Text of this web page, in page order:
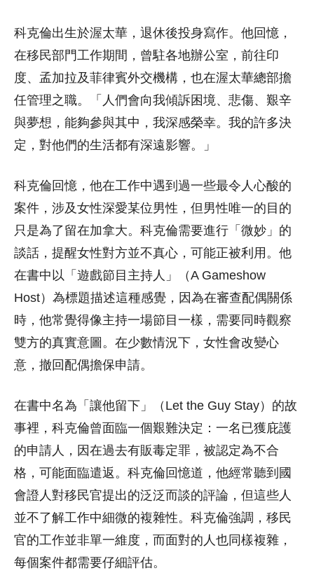
科克倫出生於渥太華，退休後投身寫作。他回憶，
在移民部門工作期間，曾駐各地辦公室，前往印
度、孟加拉及菲律賓外交機構，也在渥太華總部擔
任管理之職。「人們會向我傾訴困境、悲傷、艱辛
與夢想，能夠參與其中，我深感榮幸。我的許多決
定，對他們的生活都有深遠影響。」
科克倫回憶，他在工作中遇到過一些最令人心酸的
案件，涉及女性深愛某位男性，但男性唯一的目的
只是為了留在加拿大。科克倫需要進行「微妙」的
談話，提醒女性對方並不真心，可能正被利用。他
在書中以「遊戲節目主持人」（A Gameshow
Host）為標題描述這種感覺，因為在審查配偶關係
時，他常覺得像主持一場節目一樣，需要同時觀察
雙方的真實意圖。在少數情況下，女性會改變心
意，撤回配偶擔保申請。
在書中名為「讓他留下」（Let the Guy Stay）的故
事裡，科克倫曾面臨一個艱難決定：一名已獲庇護
的申請人，因在過去有販毒定罪，被認定為不合
格，可能面臨遣返。科克倫回憶道，他經常聽到國
會證人對移民官提出的泛泛而談的評論，但這些人
並不了解工作中細微的複雜性。科克倫強調，移民
官的工作並非單一維度，而面對的人也同樣複雜，
每個案件都需要仔細評估。